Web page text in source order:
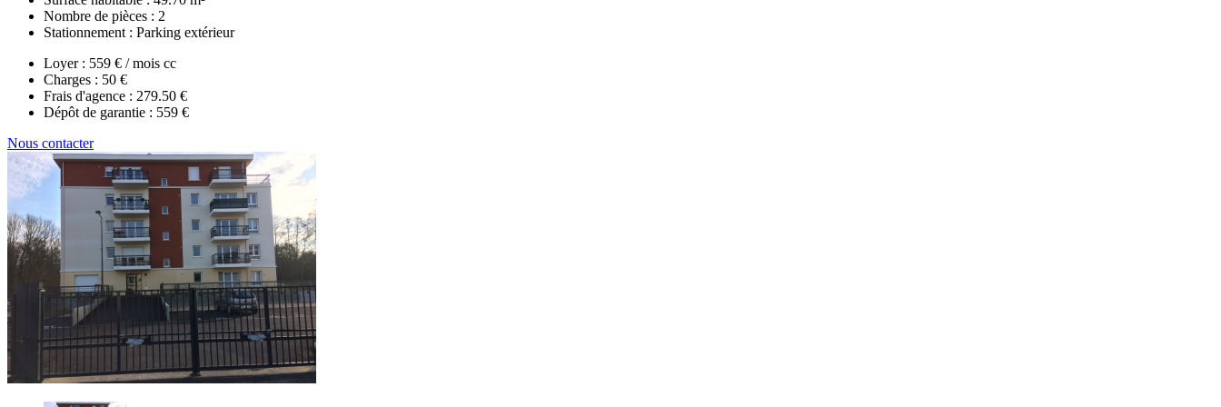
Nombre de pièces : 2
Stationnement : Parking extérieur
Loyer : 559 € / mois cc
Charges : 50 €
Frais d'agence : 279.50 €
Dépôt de garantie : 559 €
Nous contacter